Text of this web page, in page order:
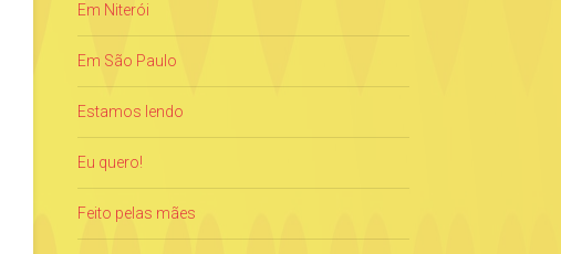
Em Niterói
Em São Paulo
Estamos lendo
Eu quero!
Feito pelas mães